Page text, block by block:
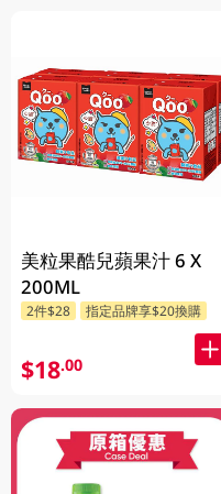
美粒果酷兒蘋果汁 6 X
200ML
2件$28 指定品牌享$20換購
$18.00